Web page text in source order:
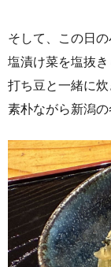
そして、この日の
塩漬け菜を塩抜き
打ち豆と一緒に炊
素朴ながら新潟の